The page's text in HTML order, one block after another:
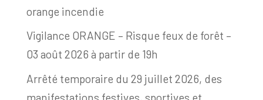
orange incendie
Vigilance ORANGE – Risque feux de forêt –
03 août 2026 à partir de 19h
Arrêté temporaire du 29 juillet 2026, des
manifestations festives, sportives et